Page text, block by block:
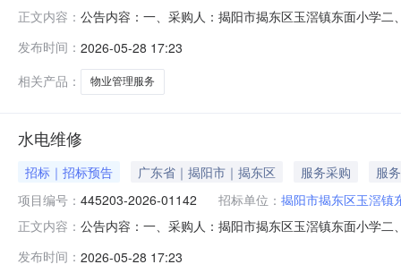
正文内容： 公告内容：一、采购人：揭阳市揭东区玉滘镇东面小学
发布时间： 2026-05-28 17:23
相关产品：
物业管理服务
水电维修
招标｜招标预告 广东省｜揭阳市｜揭东区 服务采购
服务
项目编号： 445203-2026-01142 招标单位： 揭阳市揭东区玉滘镇
正文内容： 公告内容：一、采购人：揭阳市揭东区玉滘镇东面小学
发布时间： 2026-05-28 17:23